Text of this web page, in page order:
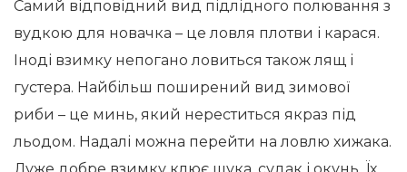
Самий відповідний вид підлідного полювання з
вудкою для новачка – це ловля плотви і карася.
Іноді взимку непогано ловиться також лящ і
густера. Найбільш поширений вид зимової
риби – це минь, який нереститься якраз під
льодом. Надалі можна перейти на ловлю хижака.